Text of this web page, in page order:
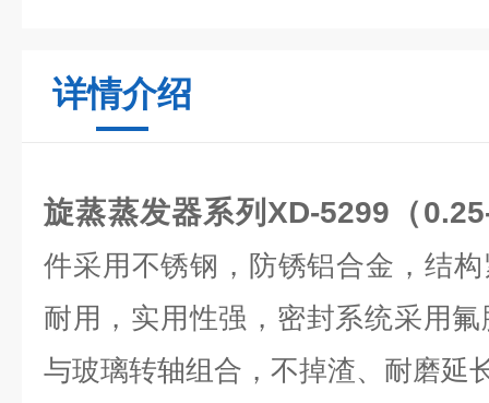
详情介绍
旋蒸蒸发器系列 XD-5299（
件采用不锈钢，防锈铝合金，结
耐用，实用性强，密封系统采用
与玻璃转轴组合，不掉渣、耐磨延